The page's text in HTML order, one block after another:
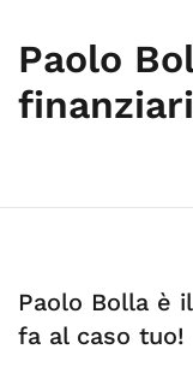
Paolo
Paolo Bolla è
fa al caso tuo!